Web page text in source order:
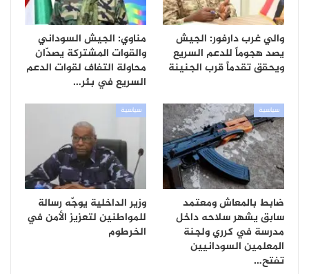
والي غرب دارفور: الجيش
يصد هجوماً للدعم السريع
ويحقق تقدماً قرب الجنينة
مناوي: الجيش السوداني
والقوات المشتركة يصدّان
محاولة التفاف لقوات الدعم
السريع في بئر…
سياسية
ضابط بالمعاش ومعتمد
سابق يشهر سلاحه داخل
مدرسة في كرري ولجنة
المعلمين السودانيين
تفتح…
سياسية
وزير الداخلية يوجّه رسالة
للمواطنين لتعزيز الأمن في
الخرطوم